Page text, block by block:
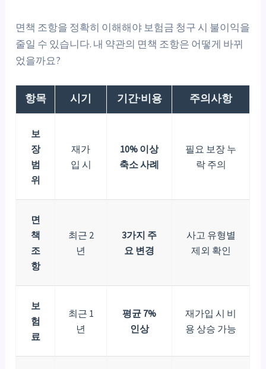
면책 조항을 정확히 이해해야 보험금 청구 시 불이익을
줄일 수 있습니다. 내 약관의 면책 조항은 어떻게 바뀌
었을까요?
항목 시기 기간·비용 주의사항
보
장
범
위
재가
입 시
10% 이상
축소 사례
필요 보장 누
락 주의
면
책
조
항
최근 2
년
3가지 주
요 변경
사고 유형별
제외 확인
보
험
료
최근 1
년
평균 7%
인상
재가입 시 비
용 상승 가능